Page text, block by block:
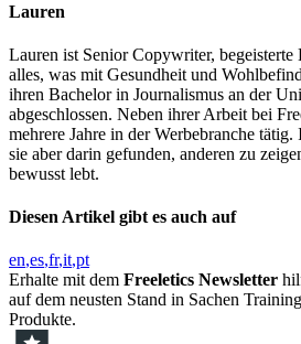
Lauren
Lauren ist Senior Copywriter,
alles, was mit Gesundheit und
ihren Bachelor in Journalismus an der
abgeschlossen. Neben ihrer Arbeit bei
mehrere Jahre in der Werbebranche
sie aber darin gefunden, anderen zu
bewusst lebt.
Diesen Artikel gibt es auch auf
en es fr it pt
Erhalte mit dem Freeletics Newsletter
auf dem neusten Stand in Sachen
Produkte.